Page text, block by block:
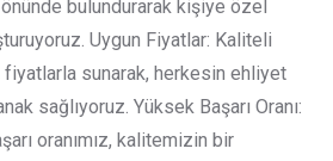
önünde bulundurarak kişiye özel
Uygun Fiyatlar: Kaliteli
sunarak, herkesin ehliyet
sağlıyoruz. Yüksek Başarı Oranı:
oranımız, kalitemizin bir